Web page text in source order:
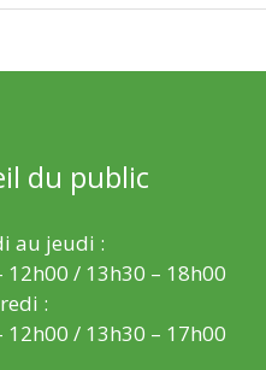
du public
au jeudi :
12h00 / 13h30 – 18h00
:
12h00 / 13h30 – 17h00